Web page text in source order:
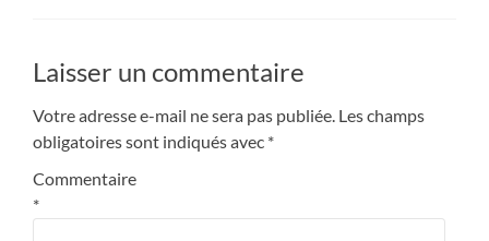
Laisser un commentaire
Votre adresse e-mail ne sera pas publiée. Les champs
obligatoires sont indiqués avec *
Commentaire
*